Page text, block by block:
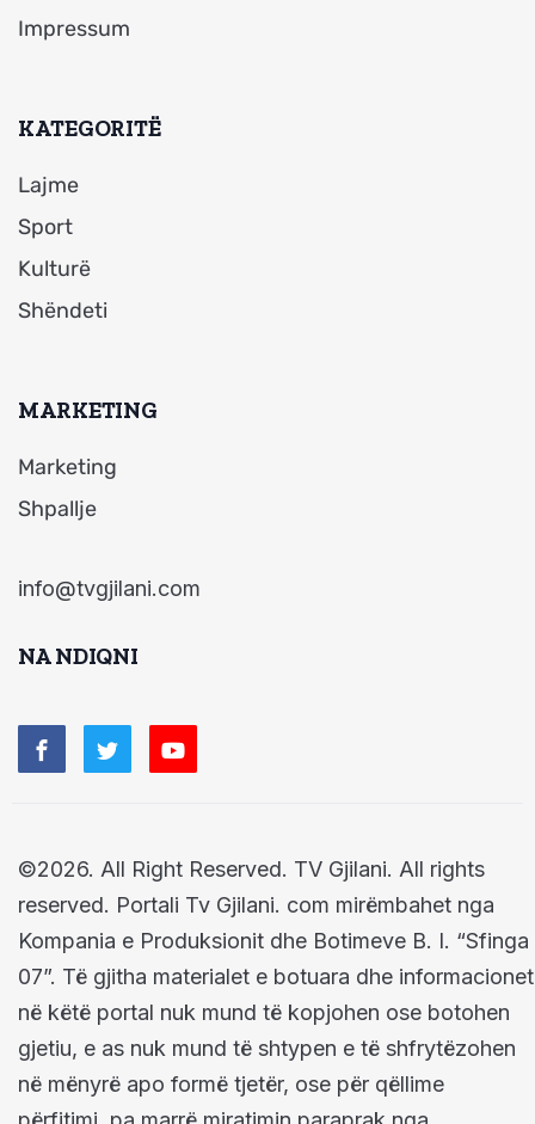
Impressum
KATEGORITË
Lajme
Sport
Kulturë
Shëndeti
MARKETING
Marketing
Shpallje
info@tvgjilani.com
NA NDIQNI
©2026. All Right Reserved. TV Gjilani. All rights
reserved. Portali Tv Gjilani. com mirëmbahet nga
Kompania e Produksionit dhe Botimeve B. I. “Sfinga
07”. Të gjitha materialet e botuara dhe informacionet
në këtë portal nuk mund të kopjohen ose botohen
gjetiu, e as nuk mund të shtypen e të shfrytëzohen
në mënyrë apo formë tjetër, ose për qëllime